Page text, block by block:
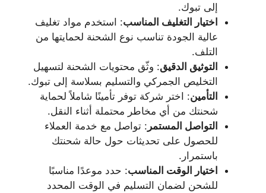
إلى تبوك.
اختيار التغليف المناسب: استخدم مواد تغليف
عالية الجودة تناسب نوع الشحنة لحمايتها من
التلف.
التوثيق الدقيق: وثّق محتويات الشحنة لتسهيل
التخليص الجمركي والتسليم بسلاسة إلى تبوك.
التأمين: اختر شركة توفر تأمينًا شاملاً لحماية
شحنتك من أي مخاطر محتملة أثناء النقل.
التواصل المستمر : تواصل مع خدمة العملاء
للحصول على تحديثات حول حالة شحنتك
باستمرار.
اختيار الوقت المناسب: حدد موعدًا مناسبًا
للشحن لضمان التسليم في الوقت المحدد